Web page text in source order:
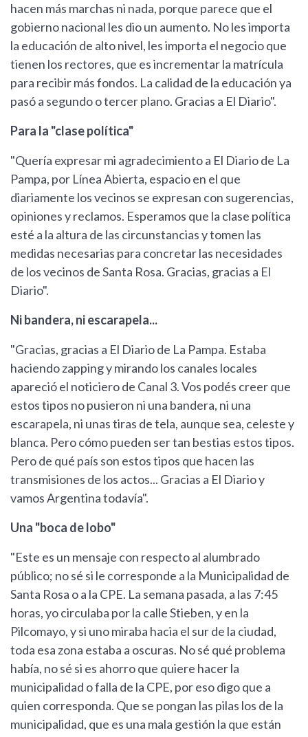
hacen más marchas ni nada, porque parece que el
gobierno nacional les dio un aumento. No les importa
la educación de alto nivel, les importa el negocio que
tienen los rectores, que es incrementar la matrícula
para recibir más fondos. La calidad de la educación ya
pasó a segundo o tercer plano. Gracias a El Diario".
Para la "clase política"
"Quería expresar mi agradecimiento a El Diario de La
Pampa, por Línea Abierta, espacio en el que
diariamente los vecinos se expresan con sugerencias,
opiniones y reclamos. Esperamos que la clase política
esté a la altura de las circunstancias y tomen las
medidas necesarias para concretar las necesidades
de los vecinos de Santa Rosa. Gracias, gracias a El
Diario".
Ni bandera, ni escarapela...
"Gracias, gracias a El Diario de La Pampa. Estaba
haciendo zapping y mirando los canales locales
apareció el noticiero de Canal 3. Vos podés creer que
estos tipos no pusieron ni una bandera, ni una
escarapela, ni unas tiras de tela, aunque sea, celeste y
blanca. Pero cómo pueden ser tan bestias estos tipos.
Pero de qué país son estos tipos que hacen las
transmisiones de los actos... Gracias a El Diario y
vamos Argentina todavía".
Una "boca de lobo"
"Este es un mensaje con respecto al alumbrado
público; no sé si le corresponde a la Municipalidad de
Santa Rosa o a la CPE. La semana pasada, a las 7:45
horas, yo circulaba por la calle Stieben, y en la
Pilcomayo, y si uno miraba hacia el sur de la ciudad,
toda esa zona estaba a oscuras. No sé qué problema
había, no sé si es ahorro que quiere hacer la
municipalidad o falla de la CPE, por eso digo que a
quien corresponda. Que se pongan las pilas los de la
municipalidad, que es una mala gestión la que están